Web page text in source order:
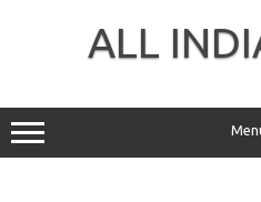
ALL